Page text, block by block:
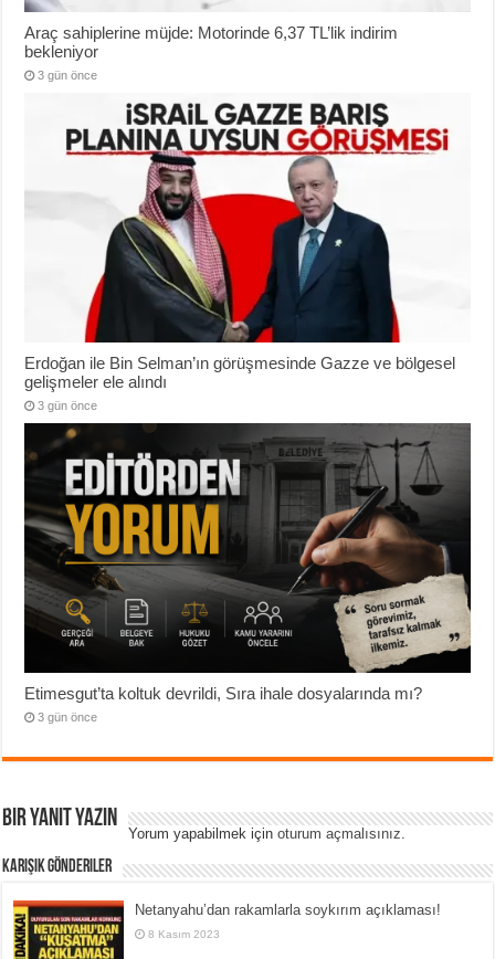
Araç sahiplerine müjde: Motorinde 6,37 TL’lik indirim
bekleniyor
3 gün önce
Erdoğan ile Bin Selman’ın görüşmesinde Gazze ve bölgesel
gelişmeler ele alındı
3 gün önce
Etimesgut’ta koltuk devrildi, Sıra ihale dosyalarında mı?
3 gün önce
Bir yanıt yazın
Yorum yapabilmek içinoturum açmalısınız
Karışık Gönderiler
Netanyahu’dan rakamlarla soykırım açıklaması!
8 Kasım 2023